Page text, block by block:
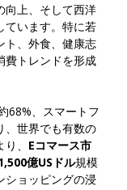
向上、そして西洋
ています。特に若
ト、外食、健康志
費トレンドを形成
68%、スマートフ
、世界でも有数の
、 Eコマース市
億USドル規模
ショッピングの浸